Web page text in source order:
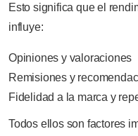
Esto significa que el
influye:
Opiniones y valoraciones
Remisiones y
Fidelidad a la marca y
Todos ellos son factores